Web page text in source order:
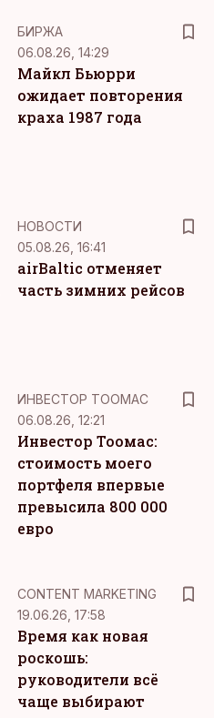
БИРЖА
06.08.26, 14:29
Майкл Бьюрри
ожидает повторения
краха 1987 года
НОВОСТИ
05.08.26, 16:41
airBaltic отменяет
часть зимних рейсов
ИНВЕСТОР ТООМАС
06.08.26, 12:21
Инвестор Тоомас:
стоимость моего
портфеля впервые
превысила 800 000
евро
CONTENT MARKETING
19.06.26, 17:58
Время как новая
роскошь:
руководители всё
чаще выбирают